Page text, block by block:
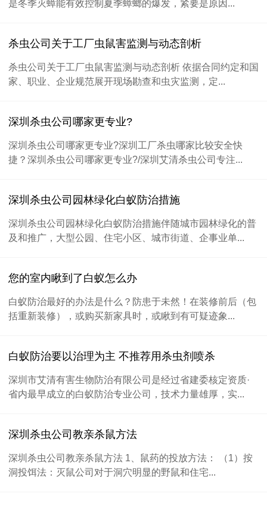
是冬季灭蟑能有效控制夏季蟑螂的爆发，紧要是原因...
杀虫公司关于工厂虫鼠害监测与动态剖析
杀虫公司关于工厂虫鼠害监测与动态剖析 依据合同约定和国
家、职业、企业规范展开现场勘查和虫灾监测，定...
深圳杀虫公司哪家更专业?
深圳杀虫公司哪家更专业?深圳工厂杀虫哪家比较安全快
捷？深圳杀虫公司哪家更专业?/深圳艾清杀虫公司专注...
深圳杀虫公司园林绿化白蚁防治措施
深圳杀虫公司园林绿化白蚁防治措施伴随城市园林绿化的普
及和推广，大型公园、住宅小区、城市街道、企事业单...
您的室内瞅到了白蚁怎么办
白蚁防治最好的办法是什么？防患于未然！在装修前后（包
括重新装修），或购买新家具时，或瞅到有可疑迹象...
白蚁防治要以治理为主 不推荐用杀虫剂喷杀
深圳市艾清有害生物防治有限公司是经过省建委核定资质·
省内最早成立的白蚁防治专业公司，技术力量雄厚，实...
深圳杀虫公司教亲杀鼠方法
深圳杀虫公司教亲杀鼠方法 1、鼠药的投放方法： （1）按
洞投饵法：灭鼠公司对于洞穴明显的野鼠和住宅...